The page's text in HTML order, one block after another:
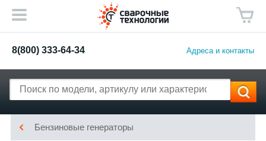
8(800) 333-64-34 Адреса и контакты
Бензиновые генераторы